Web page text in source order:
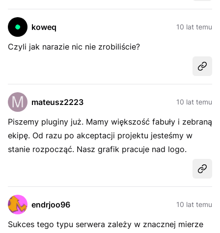
koweq 10 lat temu
Czyli jak narazie nic nie zrobiliście?
mateusz2223 10 lat temu
Piszemy pluginy już. Mamy większość fabuły i zebraną
ekipę. Od razu po akceptacji projektu jesteśmy w
stanie rozpocząć. Nasz grafik pracuje nad logo.
endrjoo96 10 lat temu
Sukces tego typu serwera zależy w znacznej mierze